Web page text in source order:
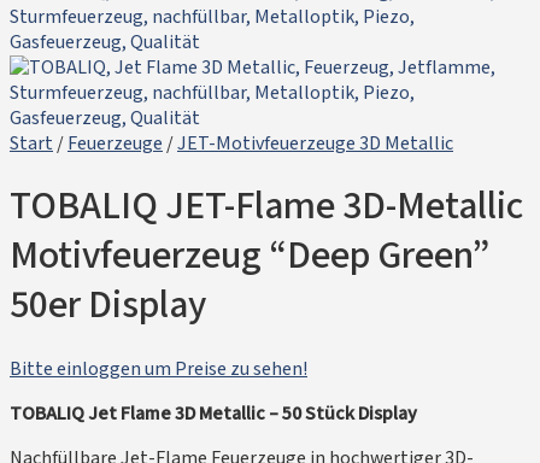
Start/Feuerzeuge /JET-Motivfeuerzeuge 3D Metallic
TOBALIQ JET-Flame 3D-Metallic
Motivfeuerzeug “Deep Green”
50er Display
Bitte einloggen um Preise zu sehen!
TOBALIQ Jet Flame 3D Metallic – 50 Stück Display